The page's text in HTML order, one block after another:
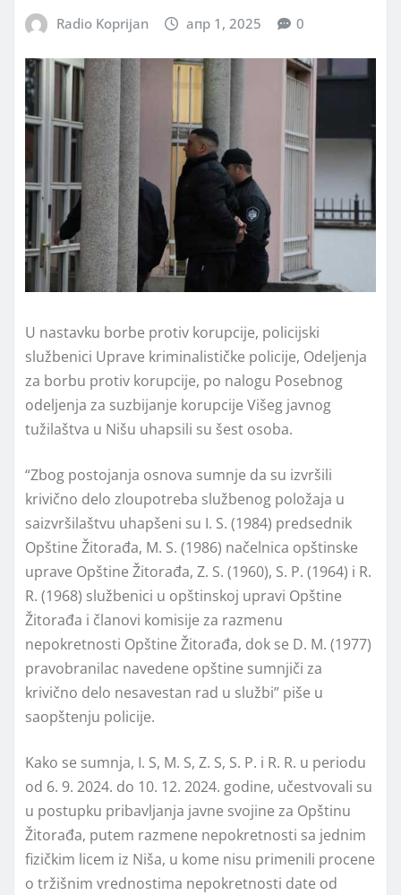
Radio Koprijan апр 1, 2025 0
U nastavku borbe protiv korupcije, policijski
službenici Uprave kriminalističke policije, Odeljenja
za borbu protiv korupcije, po nalogu Posebnog
odeljenja za suzbijanje korupcije Višeg javnog
tužilaštva u Nišu uhapsili su šest osoba.
“Zbog postojanja osnova sumnje da su izvršili
krivično delo zloupotreba službenog položaja u
saizvršilaštvu uhapšeni su I. S. (1984) predsednik
Opštine Žitorađa, M. S. (1986) načelnica opštinske
uprave Opštine Žitorađa, Z. S. (1960), S. P. (1964) i R.
R. (1968) službenici u opštinskoj upravi Opštine
Žitorađa i članovi komisije za razmenu
nepokretnosti Opštine Žitorađa, dok se D. M. (1977)
pravobranilac navedene opštine sumnjiči za
krivično delo nesavestan rad u službi” piše u
saopštenju policije.
Kako se sumnja, I. S, M. S, Z. S, S. P. i R. R. u periodu
od 6. 9. 2024. do 10. 12. 2024. godine, učestvovali su
u postupku pribavljanja javne svojine za Opštinu
Žitorađa, putem razmene nepokretnosti sa jednim
fizičkim licem iz Niša, u kome nisu primenili procene
o tržišnim vrednostima nepokretnosti date od